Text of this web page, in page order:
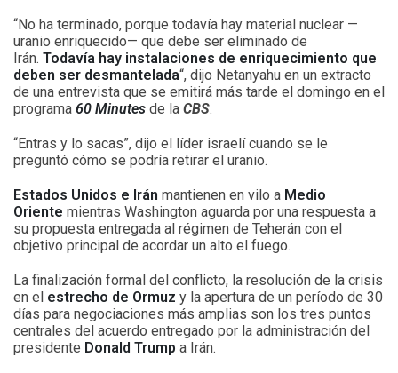
“No ha terminado, porque todavía hay material nuclear —
uranio enriquecido— que debe ser eliminado de
Irán. Todavía hay instalaciones de enriquecimiento que
deben ser desmantelada“, dijo Netanyahu en un extracto
de una entrevista que se emitirá más tarde el domingo en el
programa 60 Minutes de la CBS.
“Entras y lo sacas”, dijo el líder israelí cuando se le
preguntó cómo se podría retirar el uranio.
Estados Unidos e Irán mantienen en vilo a Medio
Oriente mientras Washington aguarda por una respuesta a
su propuesta entregada al régimen de Teherán con el
objetivo principal de acordar un alto el fuego.
La finalización formal del conflicto, la resolución de la crisis
en el estrecho de Ormuz y la apertura de un período de 30
días para negociaciones más amplias son los tres puntos
centrales del acuerdo entregado por la administración del
presidente Donald Trump a Irán.